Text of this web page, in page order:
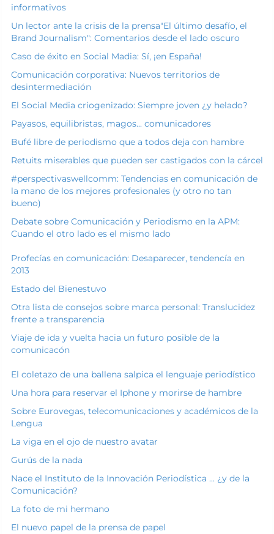
informativos
Un lector ante la crisis de la prensa"El último desafío, el
Brand Journalism": Comentarios desde el lado oscuro
Caso de éxito en Social Madia: Sí, ¡en España!
Comunicación corporativa: Nuevos territorios de
desintermediación
El Social Media criogenizado: Siempre joven ¿y helado?
Payasos, equilibristas, magos... comunicadores
Bufé libre de periodismo que a todos deja con hambre
Retuits miserables que pueden ser castigados con la cárcel
#perspectivaswellcomm: Tendencias en comunicación de
la mano de los mejores profesionales (y otro no tan
bueno)
Debate sobre Comunicación y Periodismo en la APM:
Cuando el otro lado es el mismo lado
Profecías en comunicación: Desaparecer, tendencía en
2013
Estado del Bienestuvo
Otra lista de consejos sobre marca personal: Translucidez
frente a transparencia
Viaje de ida y vuelta hacia un futuro posible de la
comunicacón
El coletazo de una ballena salpica el lenguaje periodístico
Una hora para reservar el Iphone y morirse de hambre
Sobre Eurovegas, telecomunicaciones y académicos de la
Lengua
La viga en el ojo de nuestro avatar
Gurús de la nada
Nace el Instituto de la Innovación Periodística ... ¿y de la
Comunicación?
La foto de mi hermano
El nuevo papel de la prensa de papel